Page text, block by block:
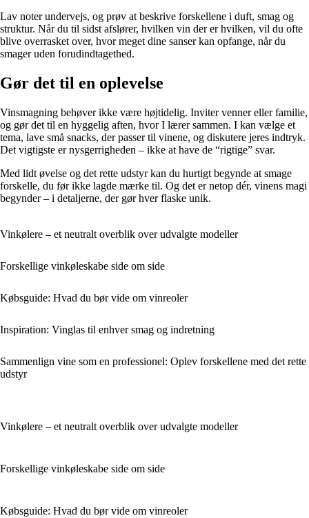
Lav noter undervejs, og prøv at beskrive forskellene i duft, smag og
struktur. Når du til sidst afslører, hvilken vin der er hvilken, vil du ofte
blive overrasket over, hvor meget dine sanser kan opfange, når du
smager uden forudindtagethed.
Gør det til en oplevelse
Vinsmagning behøver ikke være højtidelig. Inviter venner eller familie,
og gør det til en hyggelig aften, hvor I lærer sammen. I kan vælge et
tema, lave små snacks, der passer til vinene, og diskutere jeres indtryk.
Det vigtigste er nysgerrigheden – ikke at have de “rigtige” svar.
Med lidt øvelse og det rette udstyr kan du hurtigt begynde at smage
forskelle, du før ikke lagde mærke til. Og det er netop dér, vinens magi
begynder – i detaljerne, der gør hver flaske unik.
Vinkølere – et neutralt overblik over udvalgte modeller
Forskellige vinkøleskabe side om side
Købsguide: Hvad du bør vide om vinreoler
Inspiration: Vinglas til enhver smag og indretning
Sammenlign vine som en professionel: Oplev forskellene med det rette
udstyr
Vinkølere – et neutralt overblik over udvalgte modeller
Forskellige vinkøleskabe side om side
Købsguide: Hvad du bør vide om vinreoler